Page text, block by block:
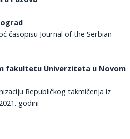
časopisu Journal of the Serbian
fakultetu Univerziteta u Novom
Republičkog takmičenja iz
godini